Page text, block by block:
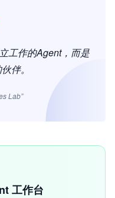
工作的Agent，而是
伴。
Lab”
工作台